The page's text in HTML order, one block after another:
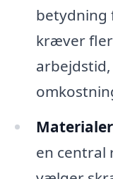
betydning
kræver
en central